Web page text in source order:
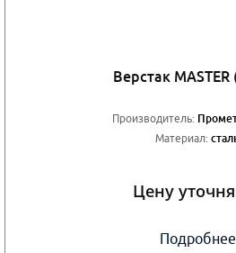
Верстак
Производитель:
Материал:
Цену
Подробнее